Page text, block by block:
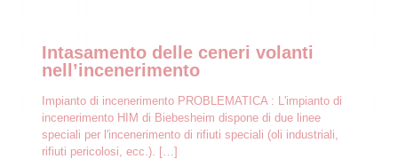
Intasamento delle ceneri volanti
nell’incenerimento
Impianto di incenerimento PROBLEMATICA : L'impianto di
incenerimento HIM di Biebesheim dispone di due linee
speciali per l'incenerimento di rifiuti speciali (oli industriali,
rifiuti pericolosi, ecc.).
[…]